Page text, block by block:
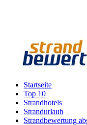
Startseite
Top 10
Strandhotels
Strandurlaub
Strandbewertung